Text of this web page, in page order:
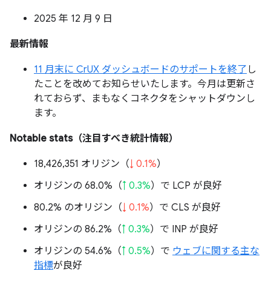
2025 年 12 月 9 日
最新情報
11 月末に CrUX ダッシュボードのサポートを終了 し
たことを改めてお知らせいたします。今月は更新さ
れておらず、まもなくコネクタをシャットダウンし
ます。
Notable stats（注目すべき統計情報）
18,426,351 オリジン（↓ 0.1%）
オリジンの 68.0%（↑ 0.3%）で LCP が良好
80.2% のオリジン（↓ 0.1%）で CLS が良好
オリジンの 86.2%（↑ 0.3%）で INP が良好
オリジンの 54.6%（↑ 0.5%）で ウェブに関する主な
指標が良好